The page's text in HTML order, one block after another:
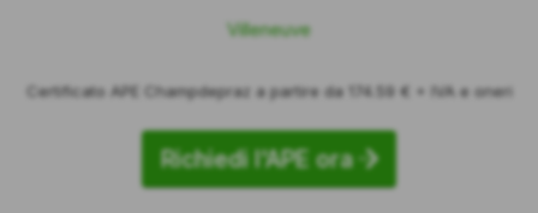
Villeneuve
Certificato APE Champdepraz a partire da 174.59 € + IVA e oneri
Richiedi l'APE ora